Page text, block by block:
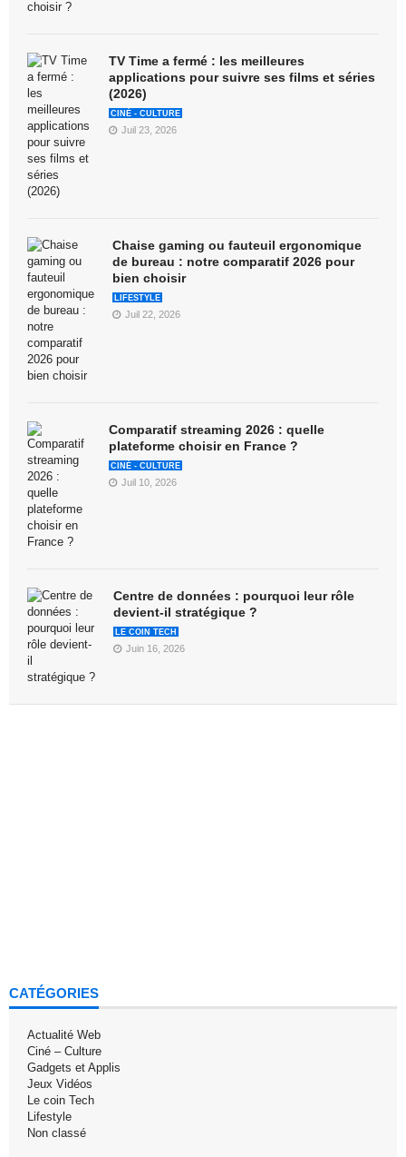
TV Time a fermé : les meilleures
applications pour suivre ses films et séries
(2026)
CINÉ - CULTURE
Juil 23, 2026
Chaise gaming ou fauteuil ergonomique
de bureau : notre comparatif 2026 pour
bien choisir
LIFESTYLE
Juil 22, 2026
Comparatif streaming 2026 : quelle
plateforme choisir en France ?
CINÉ - CULTURE
Juil 10, 2026
Centre de données : pourquoi leur rôle
devient-il stratégique ?
LE COIN TECH
Juin 16, 2026
CATÉGORIES
Actualité Web
Ciné – Culture
Gadgets et Applis
Jeux Vidéos
Le coin Tech
Lifestyle
Non classé